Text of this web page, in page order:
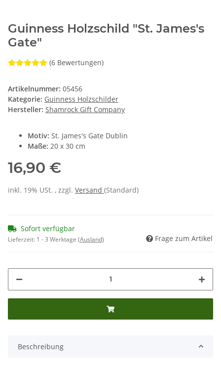
Guinness Holzschild "St. James's
Gate"
(6 Bewertungen)
Artikelnummer: 05456
Kategorie: Guinness Holzschilder
Hersteller: Shamrock Gift Company
Motiv: St. James's Gate Dublin
Maße: 20 x 30 cm
16,90 €
inkl. 19% USt. , zzgl. Versand (Standard)
Sofort verfügbar
Lieferzeit: 1 - 3 Werktage (Ausland) Frage zum Artikel
Beschreibung